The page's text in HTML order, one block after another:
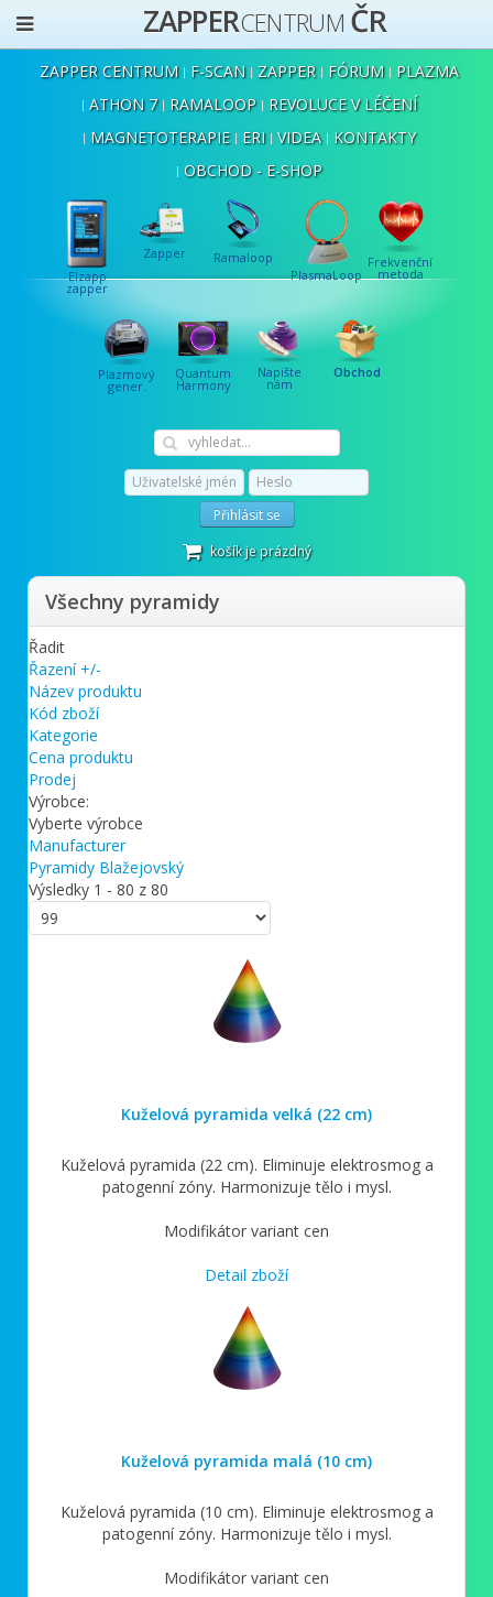
ZAPPERCENTRUM ČR
ZAPPER CENTRUM F-SCAN ZAPPER FÓRUM
PLAZMA
ATHON 7
RAMALOOP
REVOLUCE V LÉČENÍ
MAGNETOTERAPIE
ERI VIDEA
KONTAKTY
OBCHOD - E-SHOP
Elzapp
zapper
Zapper
Ramaloop
PlasmaLoop
Frekvenční
metoda
Plazmový
gener.
Quantum
Harmony
Napište
nám
Obchod
Přihlásit se
košík je prázdný
Všechny pyramidy
Řadit
Řazení +/-
Název produktu
Kód zboží
Kategorie
Cena produktu
Prodej
Výrobce:
Vyberte výrobce
Manufacturer
Pyramidy Blažejovský
Výsledky 1 - 80 z 80
Kuželová pyramida velká (22 cm)
Kuželová pyramida (22 cm). Eliminuje elektrosmog a
patogenní zóny. Harmonizuje tělo i mysl.
Modifikátor variant cen
Detail zboží
Kuželová pyramida malá (10 cm)
Kuželová pyramida (10 cm). Eliminuje elektrosmog a
patogenní zóny. Harmonizuje tělo i mysl.
Modifikátor variant cen